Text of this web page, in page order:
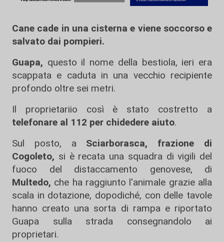
Cane cade in una cisterna e viene soccorso e
salvato dai pompieri.
Guapa, questo il nome della bestiola, ieri era
scappata e caduta in una vecchio recipiente
profondo oltre sei metri.
Il proprietariio così è stato costretto a
telefonare al 112 per chidedere aiuto.
Sul posto, a Sciarborasca, frazione di
Cogoleto, si è recata una squadra di vigili del
fuoco del distaccamento genovese, di
Multedo, che ha raggiunto l'animale grazie alla
scala in dotazione, dopodiché, con delle tavole
hanno creato una sorta di rampa e riportato
Guapa sulla strada consegnandolo ai
proprietari.